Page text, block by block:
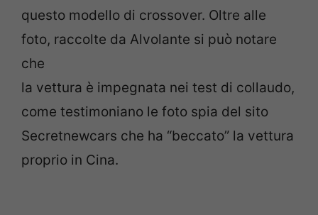
questo modello di crossover. Oltre alle
foto, raccolte da Alvolante si può notare
che
la vettura è impegnata nei test di collaudo,
come testimoniano le foto spia del sito
Secretnewcars che ha “beccato” la vettura
proprio in Cina.